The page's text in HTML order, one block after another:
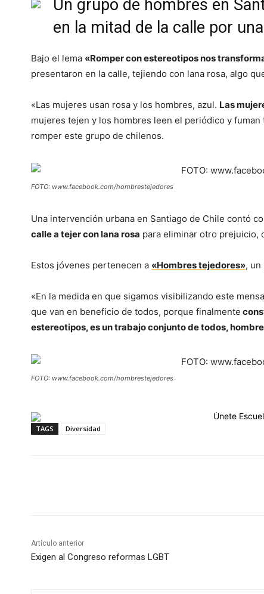
Un grupo de hombres en
en la mitad de la calle por
Bajo el lema «Romper con estereotipos nos
presentaron en la calle, tejiendo con lana rosa, algo
«Las mujeres usan rosa y los hombres, azul. Las
mujeres tejen y los hombres leen el periódico y
romper este grupo de chilenos.
FOTO: www.facebook.com/hombrestejedores
Una intervención urbana en Santiago de Chile contó
calle a tejer con lana rosa para eliminar otro prejuicio,
Estos jóvenes pertenecen a «Hombres tejedores», un
«En la medida en que sigamos visibilizando este
que van en beneficio de todos, porque finalmente
estereotipos, es un trabajo conjunto de todos,
FOTO: www.facebook.com/hombrestejedores
TAGS Diversidad
Artículo anterior
Exigen al Congreso reformas LGBT